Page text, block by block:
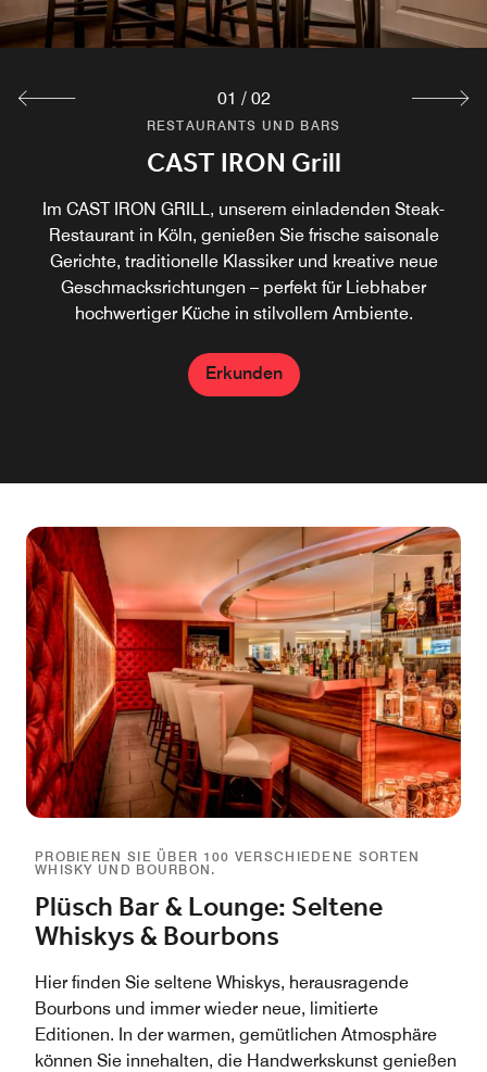
RESTAURANTS UND BARS
CAST IRON Grill
Im CAST IRON GRILL, unserem einladenden Steak-
Restaurant in Köln, genießen Sie frische saisonale
Gerichte, traditionelle Klassiker und kreative neue
Geschmacksrichtungen – perfekt für Liebhaber
hochwertiger Küche in stilvollem Ambiente.
Erkunden
RESTAURANTS UND BARS
Plüsch Bar & Lounge
Entspannen Sie in der Plüsch Bar & Lounge, der stilvollen
Whiskey-Bar in Köln. Genießen Sie seltene Whiskeys,
Bourbons und kreative Cocktails – ein Treffpunkt für
Hotelgäste und Einheimische in elegantem Ambiente.
01 / 02
PROBIEREN SIE ÜBER 100 VERSCHIEDENE SORTEN
WHISKY UND BOURBON.
Plüsch Bar & Lounge: Seltene
Whiskys & Bourbons
Hier finden Sie seltene Whiskys, herausragende
Bourbons und immer wieder neue, limitierte
Editionen. In der warmen, gemütlichen Atmosphäre
können Sie innehalten, die Handwerkskunst genießen